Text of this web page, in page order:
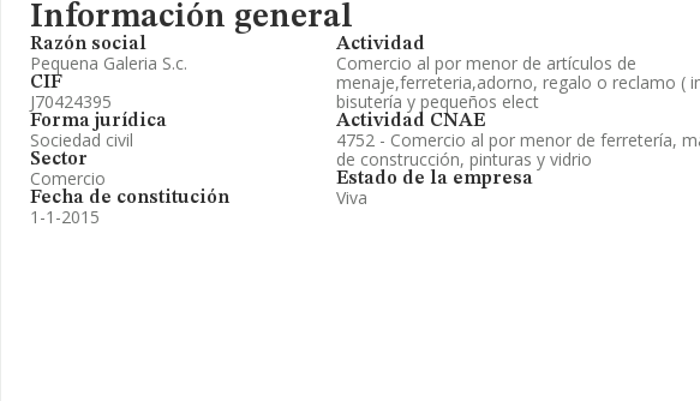
Información general
Razón social
Pequena Galeria S.c.
CIF
J70424395
Forma jurídica
Sociedad civil
Sector
Comercio
Fecha de constitución
1-1-2015
Actividad
Comercio al por menor de artículos de
menaje,ferreteria,adorno, regalo o reclamo (
bisutería y pequeños elect
Actividad CNAE
4752 - Comercio al por menor de ferretería,
de construcción, pinturas y vidrio
Estado de la empresa
Viva